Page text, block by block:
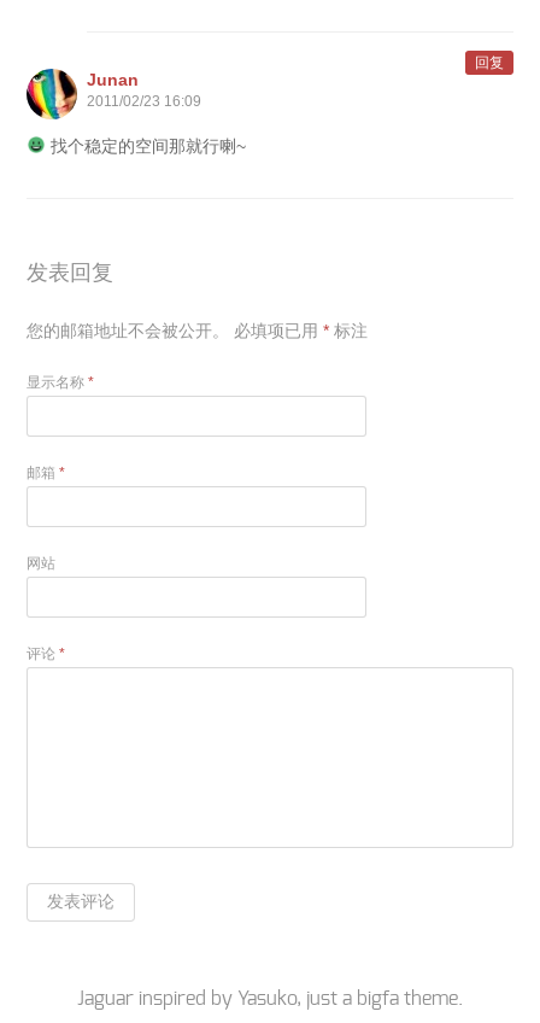
Junan
2011/02/23 16:09
找个稳定的空间那就行喇~
回复
发表回复
您的邮箱地址不会被公开。 必填项已用* 标注
显示名称*
邮箱*
网站
评论*
Jaguar inspired by Yasuko, just a bigfa theme.